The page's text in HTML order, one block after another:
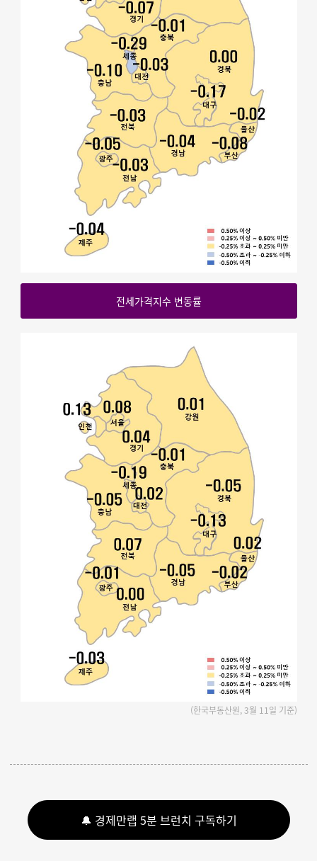
전세가격지수 변동률
(한국부동산원, 3월 11일 기준)
🔔 경제만랩 5분 브런치 구독하기